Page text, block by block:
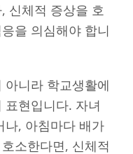
신체적 증상을 호
을 의심해야 합니
니라 학교생활에
현입니다. 자녀
나, 아침마다 배가
소한다면, 신체적